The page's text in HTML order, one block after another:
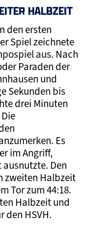
HALBZEIT
den ersten
Spiel zeichnete
aus. Nach
Paraden der
und
Sekunden bis
drei Minuten
Es
im Angriff,
Den
zweiten Halbzeit
Tor zum 44:18.
Halbzeit und
den HSVH.